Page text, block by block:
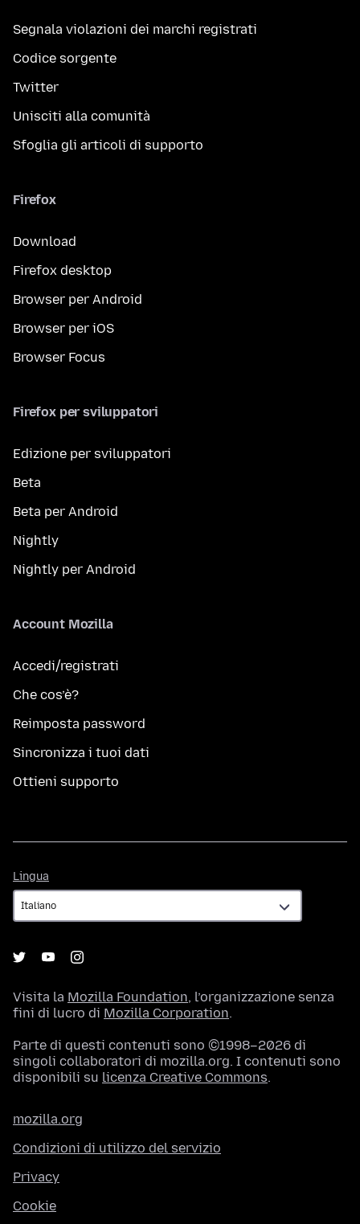
Segnala violazioni dei marchi registrati
Codice sorgente
Twitter
Unisciti alla comunità
Sfoglia gli articoli di supporto
Firefox
Download
Firefox desktop
Browser per Android
Browser per iOS
Browser Focus
Firefox per sviluppatori
Edizione per sviluppatori
Beta
Beta per Android
Nightly
Nightly per Android
Account Mozilla
Accedi/registrati
Che cos’è?
Reimposta password
Sincronizza i tuoi dati
Ottieni supporto
Lingua
Visita la Mozilla Foundation, l’organizzazione senza
fini di lucro di Mozilla Corporation.
Parte di questi contenuti sono ©1998–2026 di
singoli collaboratori di mozilla.org. I contenuti sono
disponibili su licenza Creative Commons.
mozilla.org
Condizioni di utilizzo del servizio
Privacy
Cookie